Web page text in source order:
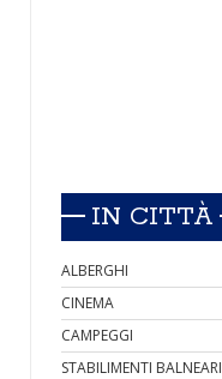
IN CITTÀ
ALBERGHI
CINEMA
CAMPEGGI
STABILIMENTI BALNEARI